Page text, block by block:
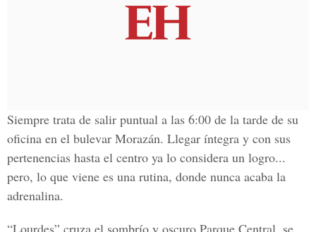
Siempre trata de salir puntual a las 6:00 de la tarde de su
oficina en el bulevar Morazán. Llegar íntegra y con sus
pertenencias hasta el centro ya lo considera un logro...
pero, lo que viene es una rutina, donde nunca acaba la
adrenalina.
“Lourdes” cruza el sombrío y oscuro Parque Central, se